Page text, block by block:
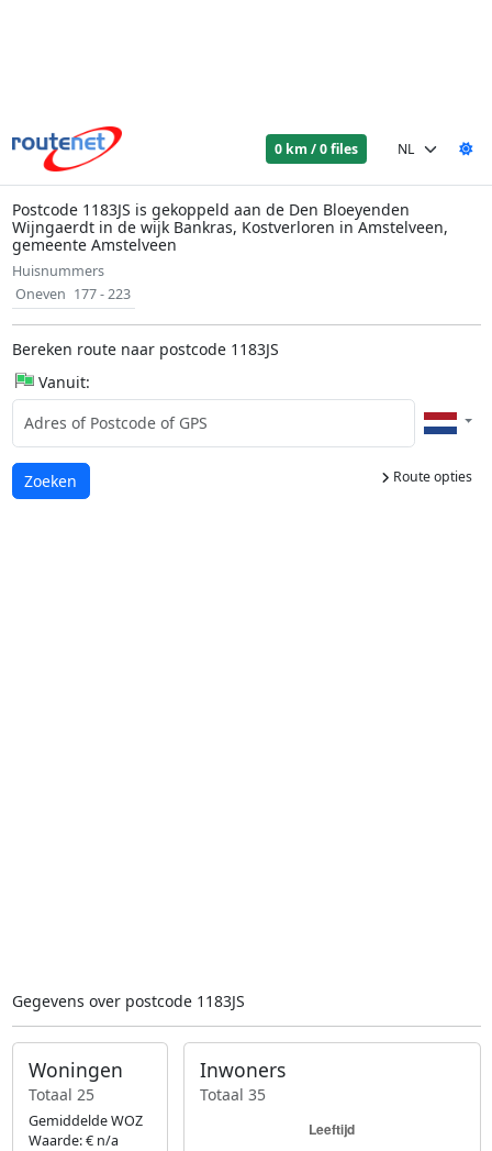
0 km / 0 files
Postcode 1183JS is gekoppeld aan de Den Bloeyenden
Wijngaerdt in de wijk Bankras, Kostverloren in Amstelveen,
gemeente Amstelveen
Huisnummers
Oneven 177 - 223
Bereken route naar postcode 1183JS
Vanuit:
Route opties
Laden...
Zoeken
Gegevens over postcode 1183JS
Woningen
Totaal 25
Gemiddelde WOZ
Waarde: € n/a
Inwoners
Totaal 35